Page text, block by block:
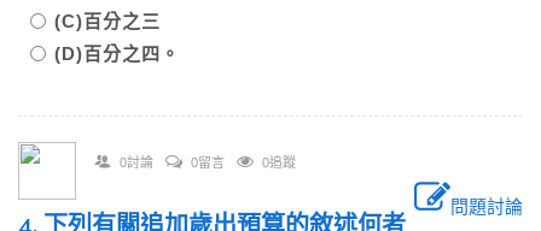
(C)百分之三
(D)百分之四。
0討論 0留言 0追蹤
問題討論
4. 下列有關追加歲出預算的敘述何者